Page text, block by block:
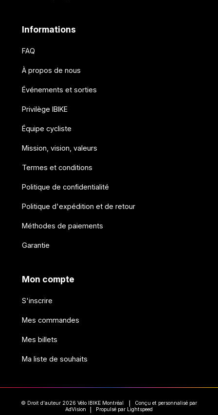
Informations
FAQ
À propos de nous
Événements et sorties
Privilège IBIKE
Équipe cycliste
Mission, vision, valeurs
Termes et conditions
Politique de confidentialité
Politique d'expédition et de retour
Méthodes de paiements
Garantie
Mon compte
S'inscrire
Mes commandes
Mes billets
Ma liste de souhaits
© Droit d'auteur 2026 Vélo IBIKE Montréal
Conçu et personnalisé par
AdVision
Propulsé par Lightspeed